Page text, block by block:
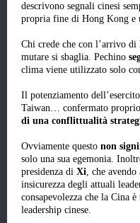
descrivono segnali cinesi
propria fine di Hong Kong e
Chi crede che con l’arrivo di
mutare si sbaglia. Pechino
clima viene utilizzato solo
Il potenziamento
Taiwan… confermato
di una conflittualità
Ovviamente questo non
solo una sua egemonia.
presidenza di Xi, che
insicurezza degli attuali
consapevolezza che la Cina
leadership cinese.